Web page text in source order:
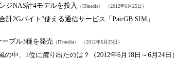
ジNAS計4モデルを投入 （ITmedia） （2012年6月25日）
計2Gバイト”使える通信サービス「PairGB SIM」
ブル3種を発売 （ITmedia） （2012年6月25日）
の中、1位に躍り出たのは？（2012年6月18日～6月24日）